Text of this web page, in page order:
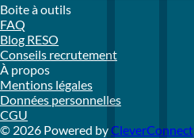
Boite à outils
FAQ
Blog RESO
Conseils recrutement
À propos
Mentions légales
Données personnelles
CGU
© 2026 Powered byCleverConnect